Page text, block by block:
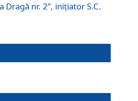
nr. 2”, iniţiator S.C.